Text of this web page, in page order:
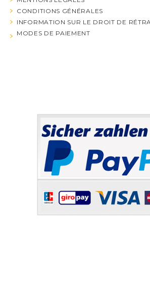
CONDITIONS GÉNÉRALES
INFORMATION SUR LE DROIT DE
MODES DE PAIEMENT